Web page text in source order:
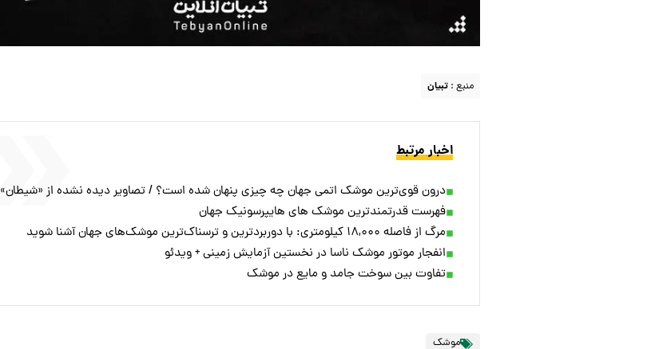
منبع : تبیان
اخبار مرتبط
درون قوی‌ترین موشک اتمی جهان چه چیزی پنهان شده است؟ / تصاویر دیده نشده از «شیطان»
فهرست قدرتمندترین موشک های هایپرسونیک جهان
مرگ از فاصله ۱۸,۰۰۰ کیلومتری: با دوربردترین و ترسناک‌ترین موشک‌های جهان آشنا شوید
انفجار موتور موشک ناسا در نخستین آزمایش زمینی + ویدئو
تفاوت بین سوخت جامد و مایع در موشک
موشک